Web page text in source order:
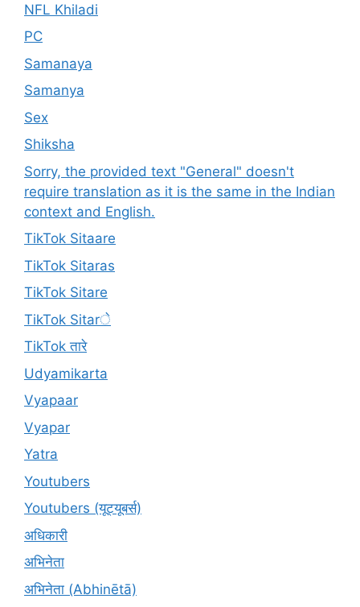
NFL Khiladi
PC
Samanaya
Samanya
Sex
Shiksha
Sorry, the provided text "General" doesn't
require translation as it is the same in the Indian
context and English.
TikTok Sitaare
TikTok Sitaras
TikTok Sitare
TikTok Sitarे
TikTok तारे
Udyamikarta
Vyapaar
Vyapar
Yatra
Youtubers
Youtubers (यूट्यूबर्स)
अधिकारी
अभिनेता
अभिनेता (Abhinētā)